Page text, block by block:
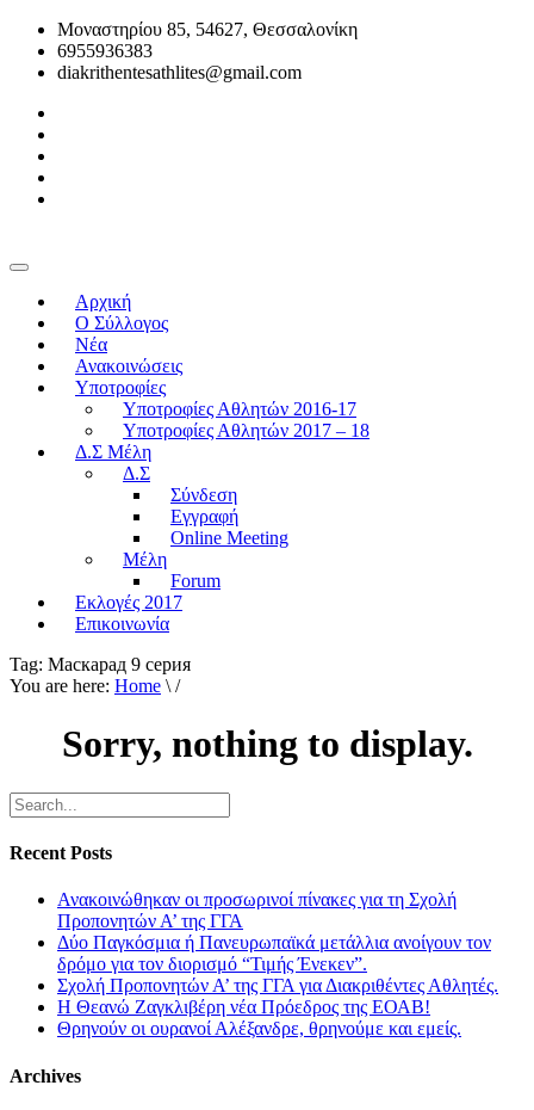
Μοναστηρίου 85, 54627, Θεσσαλονίκη
6955936383
diakrithentesathlites@gmail.com
Αρχική
O Σύλλογος
Νέα
Ανακοινώσεις
Υποτροφίες
Υποτροφίες Αθλητών 2016-17
Υποτροφίες Αθλητών 2017 – 18
Δ.Σ Μέλη
Δ.Σ
Σύνδεση
Εγγραφή
Online Meeting
Μέλη
Forum
Εκλογές 2017
Επικοινωνία
Tag: Маскарад 9 серия
You are here: Home \ /
Sorry, nothing to display.
Recent Posts
Ανακοινώθηκαν οι προσωρινοί πίνακες για τη Σχολή
Προπονητών Α’ της ΓΓΑ
Δύο Παγκόσμια ή Πανευρωπαϊκά μετάλλια ανοίγουν τον
δρόμο για τον διορισμό “Τιμής Ένεκεν”.
Σχολή Προπονητών Α’ της ΓΓΑ για Διακριθέντες Αθλητές.
Η Θεανώ Ζαγκλιβέρη νέα Πρόεδρος της ΕΟΑΒ!
Θρηνούν οι ουρανοί Αλέξανδρε, θρηνούμε και εμείς.
Archives